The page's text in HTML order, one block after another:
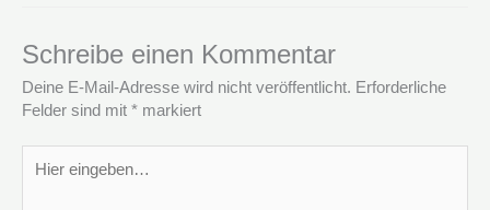
Schreibe einen Kommentar
Deine E-Mail-Adresse wird nicht veröffentlicht. Erforderliche
Felder sind mit * markiert
eingeben…